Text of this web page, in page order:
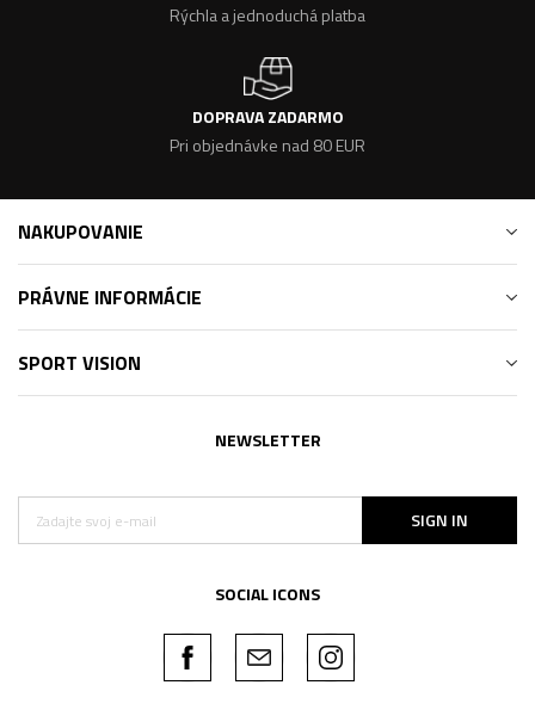
Rýchla a jednoduchá platba
DOPRAVA ZADARMO
Pri objednávke nad 80 EUR
NAKUPOVANIE
PRÁVNE INFORMÁCIE
SPORT VISION
NEWSLETTER
SIGN IN
SOCIAL ICONS